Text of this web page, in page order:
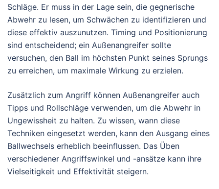
Schläge. Er muss in der Lage sein, die gegnerische
Abwehr zu lesen, um Schwächen zu identifizieren und
diese effektiv auszunutzen. Timing und Positionierung
sind entscheidend; ein Außenangreifer sollte
versuchen, den Ball im höchsten Punkt seines Sprungs
zu erreichen, um maximale Wirkung zu erzielen.
Zusätzlich zum Angriff können Außenangreifer auch
Tipps und Rollschläge verwenden, um die Abwehr in
Ungewissheit zu halten. Zu wissen, wann diese
Techniken eingesetzt werden, kann den Ausgang eines
Ballwechsels erheblich beeinflussen. Das Üben
verschiedener Angriffswinkel und -ansätze kann ihre
Vielseitigkeit und Effektivität steigern.